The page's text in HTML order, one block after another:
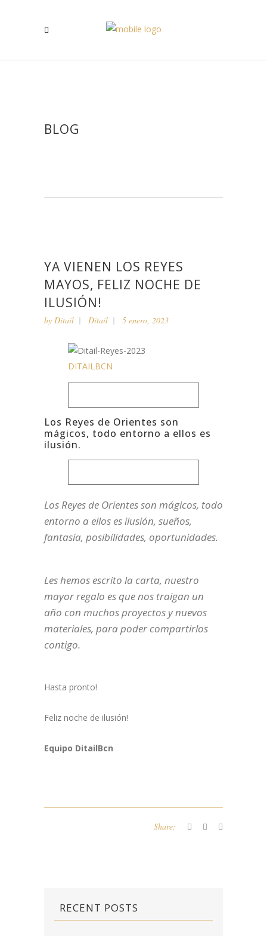
BLOG
YA VIENEN LOS REYES
MAYOS, FELIZ NOCHE DE
ILUSIÓN!
by Ditail Ditail 5 enero, 2023
DITAILBCN
Los Reyes de Orientes son
mágicos, todo entorno a ellos es
ilusión.
Los Reyes de Orientes son mágicos, todo
entorno a ellos es ilusión, sueños,
fantasía, posibilidades, oportunidades.
Les hemos escrito la carta, nuestro
mayor regalo es que nos traigan un
año con muchos proyectos y nuevos
materiales, para poder compartirlos
contigo.
Hasta pronto!
Feliz noche de ilusión!
Equipo DitailBcn
Share:
RECENT POSTS